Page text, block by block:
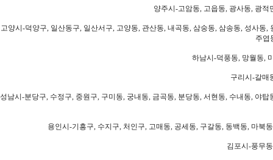
양주시-고암동, 고읍동, 광사동, 광
고양시-덕양구, 일산동구, 일산서구, 고양동, 관산동, 내곡동, 삼숭동, 삼송동, 성사
주엽
하남시-덕풍동, 망월동,
구리시-갈매
성남시-분당구, 수정구, 중원구, 구미동, 궁내동, 금곡동, 분당동, 서현동, 수내동, 야
용인시-기흥구, 수지구, 처인구, 고매동, 공세동, 구갈동, 동백동, 마북
김포시-풍무